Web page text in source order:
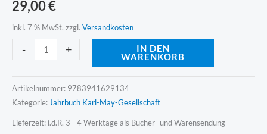
29,00€
inkl. 7 % MwSt. zzgl. Versandkosten
- +
IN DEN
WARENKORB
Artikelnummer: 9783941629134
Kategorie: Jahrbuch Karl-May-Gesellschaft
Lieferzeit: i.d.R. 3 - 4 Werktage als Bücher- und Warensendung